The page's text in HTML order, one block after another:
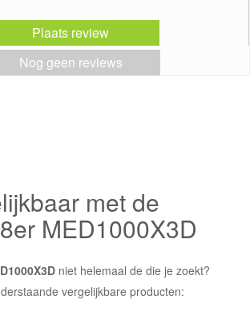
Plaats review
Nog geen reviews
met de
MED1000X3D
niet helemaal de die je zoekt?
vergelijkbare producten: